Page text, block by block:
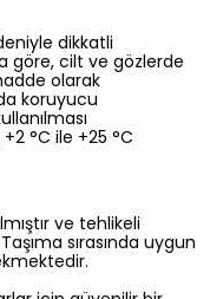
dikkatli
göre, cilt ve gözlerde
olarak
koruyucu
°C ile +25 °C
ve tehlikeli
sırasında uygun